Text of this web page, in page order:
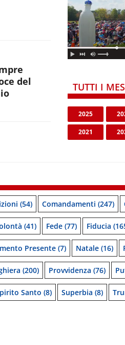
del
TUTTI I
2025
2021
(54) Comandamenti (247)
(41) Fede (77) Fiducia
Presente (7) Natale (16)
(200) Provvidenza (76)
Santo (8) Superbia (8)